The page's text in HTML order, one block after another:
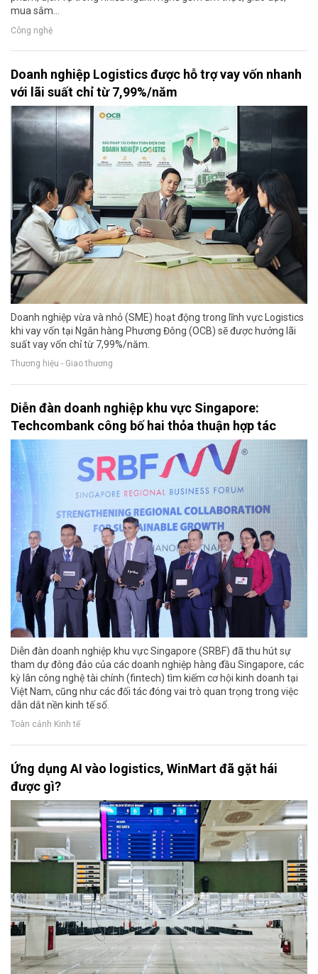
mua sắm…
Công nghệ
Doanh nghiệp Logistics được hỗ trợ vay vốn nhanh
với lãi suất chỉ từ 7,99%/năm
Doanh nghiệp vừa và nhỏ (SME) hoạt động trong lĩnh vực Logistics
khi vay vốn tại Ngân hàng Phương Đông (OCB) sẽ được hưởng lãi
suất vay vốn chỉ từ 7,99%/năm.
Thương hiệu - Giao thương
Diễn đàn doanh nghiệp khu vực Singapore:
Techcombank công bố hai thỏa thuận hợp tác
Diễn đàn doanh nghiệp khu vực Singapore (SRBF) đã thu hút sự
tham dự đông đảo của các doanh nghiệp hàng đầu Singapore, các
kỳ lân công nghệ tài chính (fintech) tìm kiếm cơ hội kinh doanh tại
Việt Nam, cũng như các đối tác đóng vai trò quan trọng trong việc
dẫn dắt nền kinh tế số.
Toàn cảnh Kinh tế
Ứng dụng AI vào logistics, WinMart đã gặt hái
được gì?